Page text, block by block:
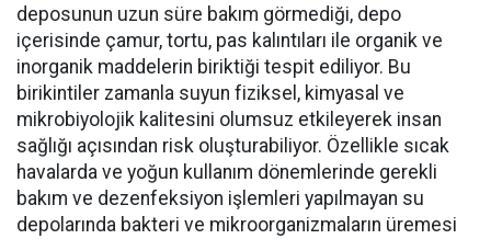
deposunun uzun süre bakım görmediği, depo
içerisinde çamur, tortu, pas kalıntıları ile organik ve
inorganik maddelerin biriktiği tespit ediliyor. Bu
birikintiler zamanla suyun fiziksel, kimyasal ve
mikrobiyolojik kalitesini olumsuz etkileyerek insan
sağlığı açısından risk oluşturabiliyor. Özellikle sıcak
havalarda ve yoğun kullanım dönemlerinde gerekli
bakım ve dezenfeksiyon işlemleri yapılmayan su
depolarında bakteri ve mikroorganizmaların üremesi